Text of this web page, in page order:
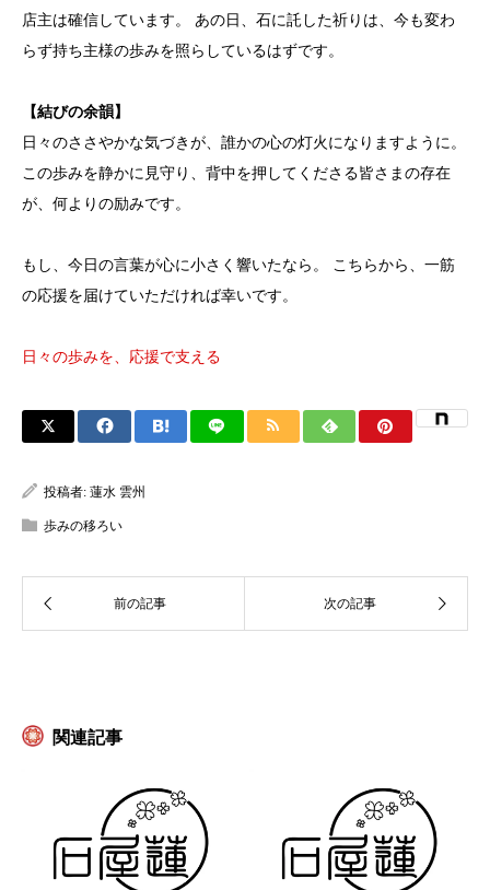
店主は確信しています。 あの日、石に託した祈りは、今も変わ
らず持ち主様の歩みを照らしているはずです。
【結びの余韻】
日々のささやかな気づきが、誰かの心の灯火になりますように。
この歩みを静かに見守り、背中を押してくださる皆さまの存在
が、何よりの励みです。
もし、今日の言葉が心に小さく響いたなら。 こちらから、一筋
の応援を届けていただければ幸いです。
日々の歩みを、応援で支える
投稿者: 蓮水 雲州
歩みの移ろい
関連記事